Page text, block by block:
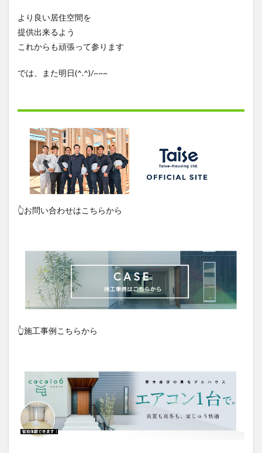
より良い居住空間を
提供出来るよう
これからも頑張って参ります
では、また明日(^.^)/~~~
👆お問い合わせはこちらから
👆施工事例こちらから